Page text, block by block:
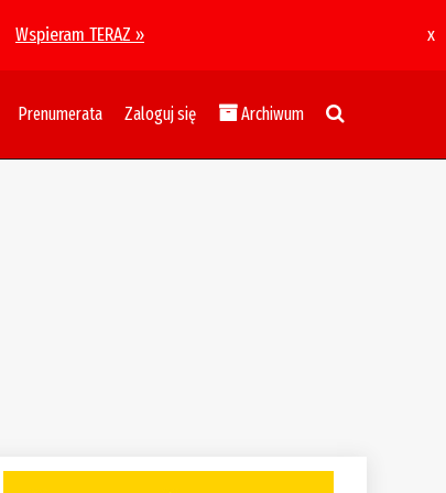
Wspieram TERAZ » x
Prenumerata Zaloguj się Archiwum